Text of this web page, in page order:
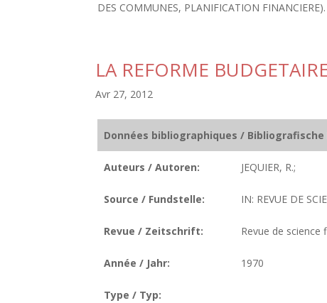
DES COMMUNES, PLANIFICATION FINANCIERE).
LA REFORME
Avr 27, 2012
Données bibliographiques / Bibliografische
Auteurs / Autoren: JEQUIER, R.;
Source / Fundstelle: IN: REVUE DE
Revue / Zeitschrift: Revue de science
Année / Jahr: 1970
Type / Typ: